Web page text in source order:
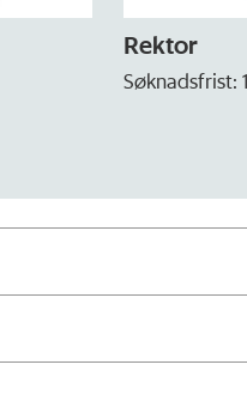
Rektor
Søknadsfrist: